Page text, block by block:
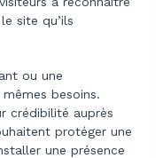
site qu’ils
ou une
besoins.
crédibilité auprès
protéger une
une présence